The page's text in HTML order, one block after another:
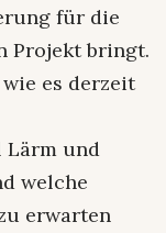
für die
Projekt bringt.
es derzeit
Lärm und
welche
erwarten